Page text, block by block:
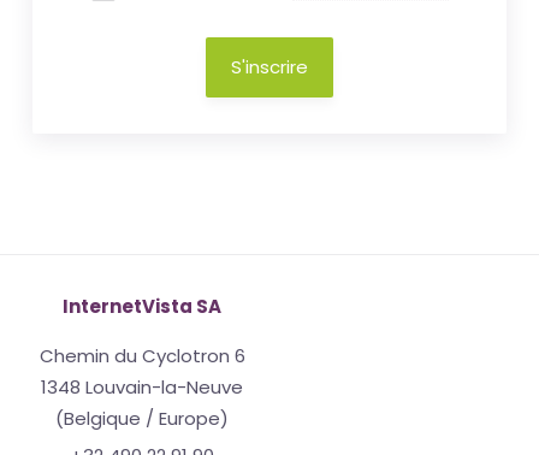
S'inscrire
InternetVista SA
Chemin du Cyclotron 6
1348 Louvain-la-Neuve
(Belgique / Europe)